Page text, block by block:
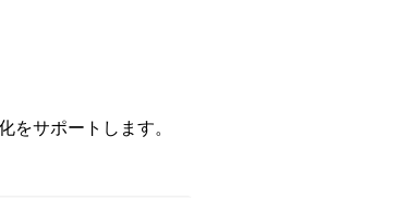
をサポートします。